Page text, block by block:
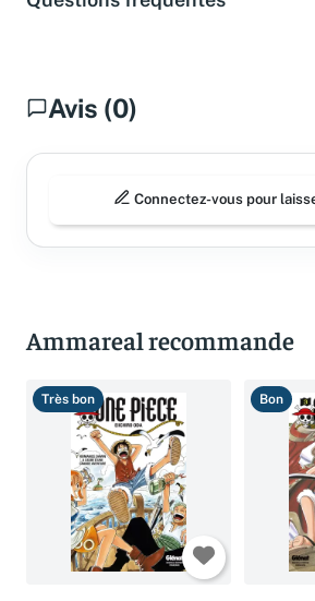
Avis (0)
Connectez-vous pour
Ammareal recommande
Très bon Bon